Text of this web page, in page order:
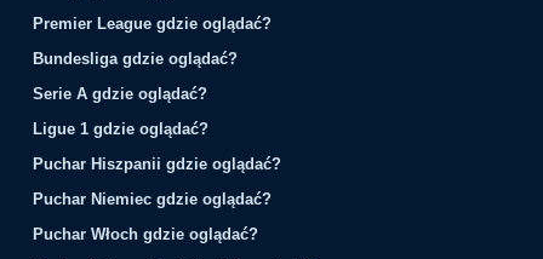
Premier League gdzie oglądać?
Bundesliga gdzie oglądać?
Serie A gdzie oglądać?
Ligue 1 gdzie oglądać?
Puchar Hiszpanii gdzie oglądać?
Puchar Niemiec gdzie oglądać?
Puchar Włoch gdzie oglądać?